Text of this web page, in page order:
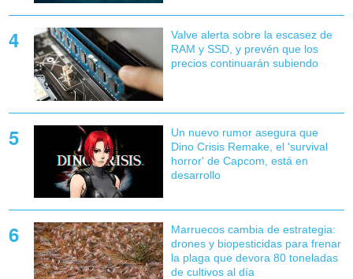
Valve alerta sobre la escasez de
RAM y SSD, y prevén que los
precios continuarán subiendo
Un nuevo rumor asegura que
Dino Crisis Remake, el 'survival
horror' de Capcom, está en
desarrollo
Marruecos cambia de estrategia:
drones y biopesticidas para frenar
la plaga que devora 80 toneladas
de cultivos al día